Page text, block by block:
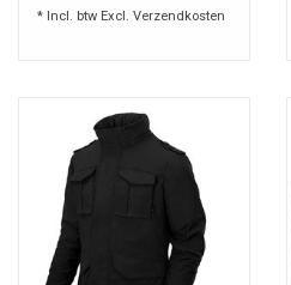
* Incl. btw Excl. Verzendkosten